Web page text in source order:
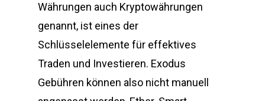
Währungen auch Kryptowährungen
genannt, ist eines der
Schlüsselelemente für effektives
Traden und Investieren. Exodus
Gebühren können also nicht manuell